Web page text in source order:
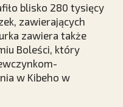
blisko 280 tysięcy
zawierających
zawiera także
Boleści, który
w Kibeho w